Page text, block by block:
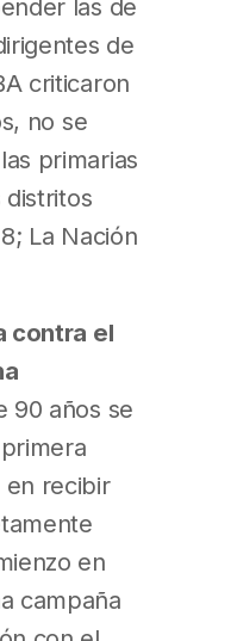
las de
de
criticaron
no se
primarias
distritos
La Nación
contra el
90 años se
en recibir
en
campaña